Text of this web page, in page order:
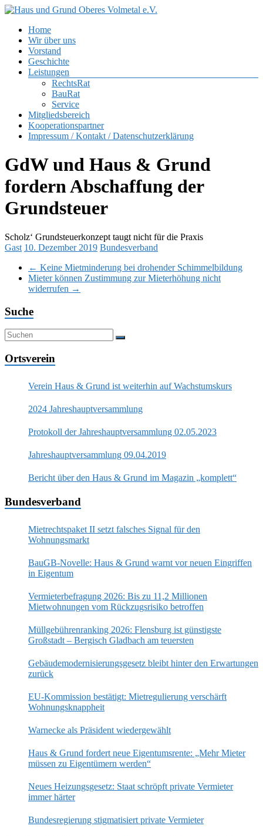
Zum
springen
Haus
und
Grund
Oberes
Volmetal
Menü
Home
Wir über uns
Vorstand
Geschichte
Leistungen
RechtsRat
BauRat
Service
Mitgliedsbereich
Kooperationspartner
Impressum / Kontakt / Datenschutzerklärung
GdW und Haus & Grund
fordern Abschaffung der
Grundsteuer
Scholz‘ Grundsteuerkonzept taugt nicht für die Praxis
Gast 10. Dezember 2019 Bundesverband
← Keine Mietminderung bei drohender Schimmelbildung
Mieter können Zustimmung zur Mieterhöhung nicht
widerrufen →
Suche
Ortsverein
Verein Haus & Grund ist weiterhin auf Wachstumskurs
2024 Jahreshauptversammlung
Protokoll der Jahreshauptversammlung 02.05.2023
Jahreshauptversammlung 09.04.2019
Bericht über den Haus & Grund im Magazin „komplett“
Bundesverband
Mietrechtspaket II setzt falsches Signal für den
Wohnungsmarkt
BauGB-Novelle: Haus & Grund warnt vor neuen Eingriffen
in Eigentum
Vermieterbefragung 2026: Bis zu 11,2 Millionen
Mietwohnungen vom Rückzugsrisiko betroffen
Müllgebührenranking 2026: Flensburg ist günstigste
Großstadt – Bergisch Gladbach am teuersten
Gebäudemodernisierungsgesetz bleibt hinter den Erwartungen
zurück
EU-Kommission bestätigt: Mietregulierung verschärft
Wohnungsknappheit
Warnecke als Präsident wiedergewählt
Haus & Grund fordert neue Eigentumsrente: „Mehr Mieter
müssen zu Eigentümern werden“
Neues Heizungsgesetz: Staat schröpft private Vermieter
immer härter
Bundesregierung stigmatisiert private Vermieter